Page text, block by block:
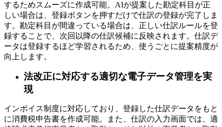
するためスムーズに作成可能。AIが提案した勘定科目が正
しい場合は、登録ボタンを押すだけで仕訳の登録が完了しま
す。勘定科目が間違っている場合は、正しい仕訳ルールを登
録することで、次回以降の仕訳候補に反映されます。仕訳デ
ータは登録するほど学習されるため、使うごとに提案精度が
向上します。
法改正に対応する適切な電子データ管理を実
現
インボイス制度に対応しており、登録した仕訳データをもと
に消費税申告書を作成可能。また、仕訳の入力画面では、適